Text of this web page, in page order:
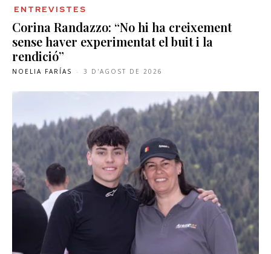
ENTREVISTES
Corina Randazzo: “No hi ha creixement
sense haver experimentat el buit i la
rendició”
NOELIA FARÍAS - 3 D'AGOST DE 2026